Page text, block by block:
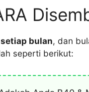
setiap bulan, dan
seperti berikut: